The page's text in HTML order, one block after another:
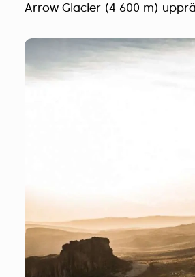
Arrow Glacier (4 600 m)